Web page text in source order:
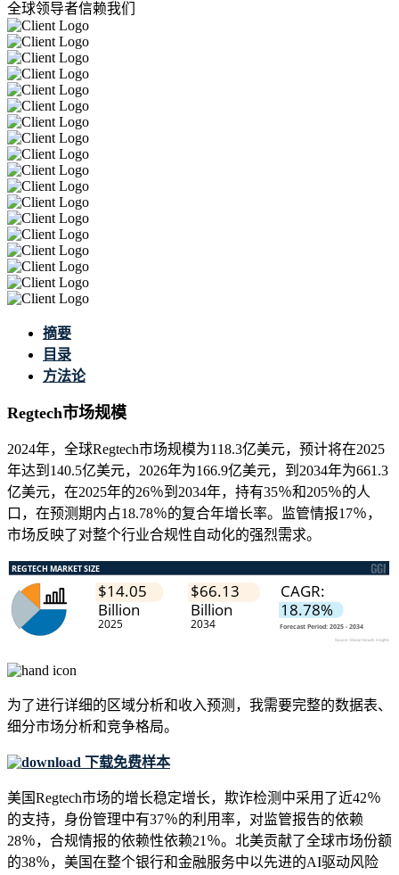
全球领导者信赖我们
摘要
目录
方法论
Regtech市场规模
2024年，全球Regtech市场规模为118.3亿美元，预计将在2025
年达到140.5亿美元，2026年为166.9亿美元，到2034年为661.3
亿美元，在2025年的26％到2034年，持有35％和205％的人
口，在预测期内占18.78％的复合年增长率。监管情报17％，
市场反映了对整个行业合规性自动化的强烈需求。
为了进行详细的区域分析和收入预测，我需要完整的数据表、
细分市场分析和竞争格局。
下载免费样本
美国Regtech市场的增长稳定增长，欺诈检测中采用了近42％
的支持，身份管理中有37％的利用率，对监管报告的依赖
28％，合规情报的依赖性依赖21％。北美贡献了全球市场份额
的38％，美国在整个银行和金融服务中以先进的AI驱动风险